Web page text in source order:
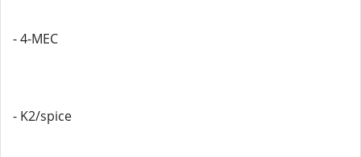
- 4-MEC
- K2/spice